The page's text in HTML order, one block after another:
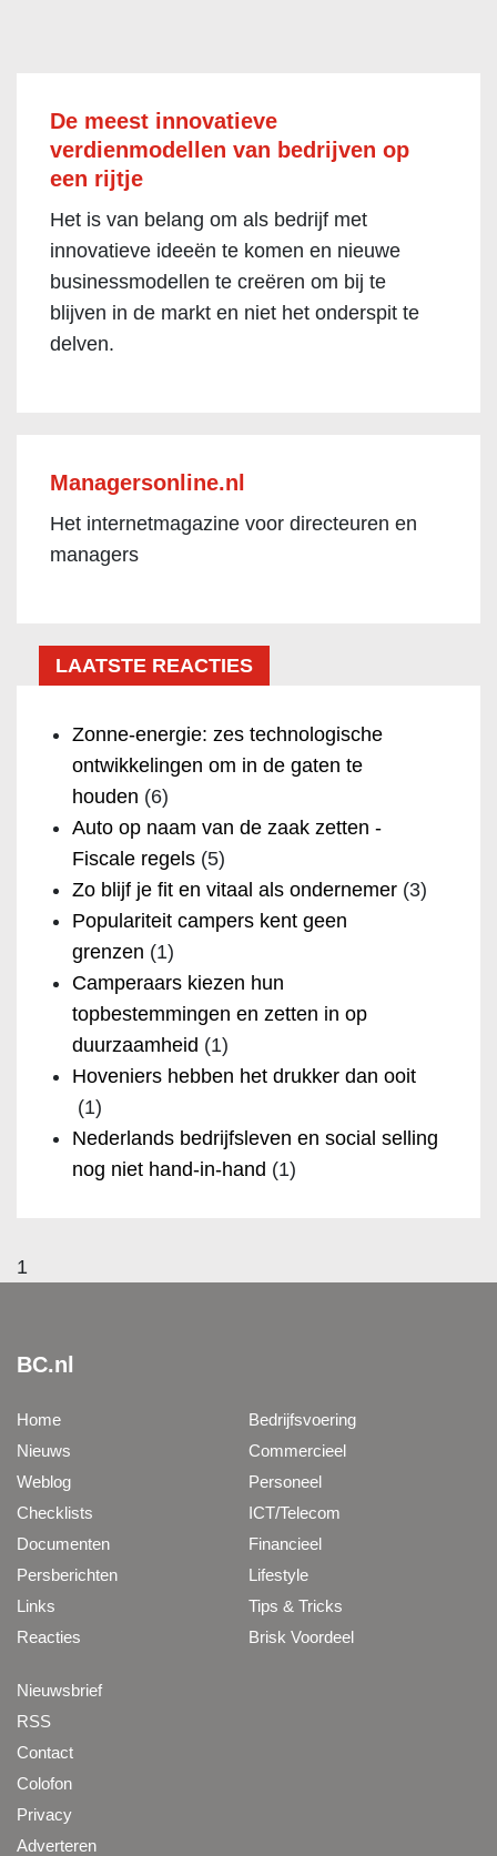
De meest innovatieve
verdienmodellen van bedrijven op
een rijtje
Het is van belang om als bedrijf met
innovatieve ideeën te komen en nieuwe
businessmodellen te creëren om bij te
blijven in de markt en niet het onderspit te
delven.
Managersonline.nl
Het internetmagazine voor directeuren en
managers
LAATSTE REACTIES
Zonne-energie: zes technologische
ontwikkelingen om in de gaten te
houden (6)
Auto op naam van de zaak zetten -
Fiscale regels (5)
Zo blijf je fit en vitaal als ondernemer (3)
Populariteit campers kent geen
grenzen (1)
Camperaars kiezen hun
topbestemmingen en zetten in op
duurzaamheid (1)
Hoveniers hebben het drukker dan ooit
(1)
Nederlands bedrijfsleven en social selling
nog niet hand-in-hand (1)
1
BC.nl
Home
Nieuws
Weblog
Checklists
Documenten
Persberichten
Links
Reacties
Bedrijfsvoering
Commercieel
Personeel
ICT/Telecom
Financieel
Lifestyle
Tips & Tricks
Brisk Voordeel
Nieuwsbrief
RSS
Contact
Colofon
Privacy
Adverteren